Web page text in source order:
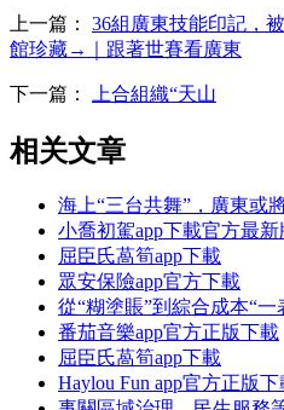
上一篇： 36組廣東技能印記，
館珍藏→｜跟著世賽看廣東
下一篇： 上合組織“天山
相关文章
海上“三台共舞”，廣東或
小喬初駕app下載官方最新
屈臣氏萵筍app下載
眾安保險app官方下載
從“糊塗賬”到綜合成本“
番茄音樂app官方正版下載
屈臣氏萵筍app下載
Haylou Fun app官方正版下